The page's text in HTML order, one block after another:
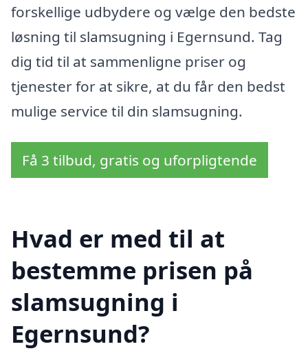
forskellige udbydere og vælge den bedste
løsning til slamsugning i Egernsund. Tag
dig tid til at sammenligne priser og
tjenester for at sikre, at du får den bedst
mulige service til din slamsugning.
Få 3 tilbud, gratis og uforpligtende
Hvad er med til at
bestemme prisen på
slamsugning i
Egernsund?